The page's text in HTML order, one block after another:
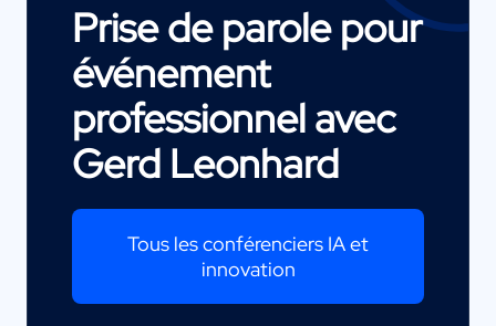
Prise de parole pour
événement
professionnel avec
Gerd Leonhard
Tous les conférenciers IA et
innovation